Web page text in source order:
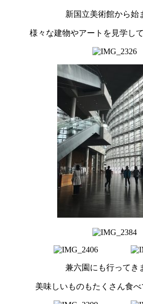
新国立美術館から始
様々な建物やアートを見学し
兼六園にも行ってき
美味しいものもたくさん食